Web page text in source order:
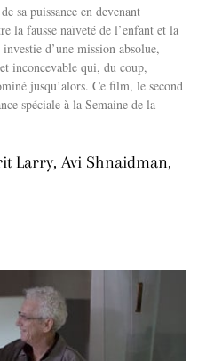
sa puissance en devenant
la fausse naïveté de l’enfant et la
d’une mission absolue,
inconcevable qui, du coup,
jusqu’alors. Ce film, le second
spéciale à la Semaine de la
Larry, Avi Shnaidman,